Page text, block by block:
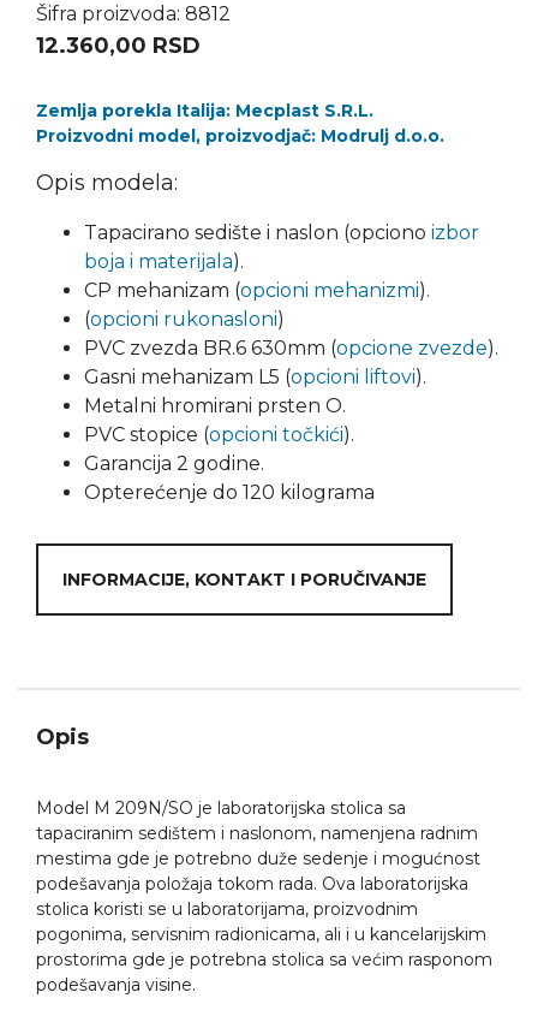
Šifra proizvoda: 8812
12.360,00 RSD
Zemlja porekla Italija: Mecplast S.R.L.
Proizvodni model, proizvodjač: Modrulj d.o.o.
Opis modela:
Tapacirano sedište i naslon (opciono izbor
boja i materijala).
CP mehanizam (opcioni mehanizmi).
(opcioni rukonasloni)
PVC zvezda BR.6 630mm (opcione zvezde).
Gasni mehanizam L5 (opcioni liftovi).
Metalni hromirani prsten O.
PVC stopice (opcioni točkići).
Garancija 2 godine.
Opterećenje do 120 kilograma
INFORMACIJE, KONTAKT I PORUČIVANJE
Opis
Model M 209N/SO je laboratorijska stolica sa
tapaciranim sedištem i naslonom, namenjena radnim
mestima gde je potrebno duže sedenje i mogućnost
podešavanja položaja tokom rada. Ova laboratorijska
stolica koristi se u laboratorijama, proizvodnim
pogonima, servisnim radionicama, ali i u kancelarijskim
prostorima gde je potrebna stolica sa većim rasponom
podešavanja visine.